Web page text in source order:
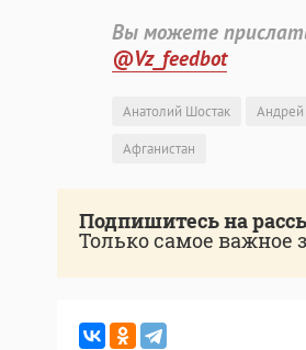
Вы можете
@Vz_feedbot
Анатолий Шостак Андрей
Афганистан
Подпишитесь на
Только самое важное